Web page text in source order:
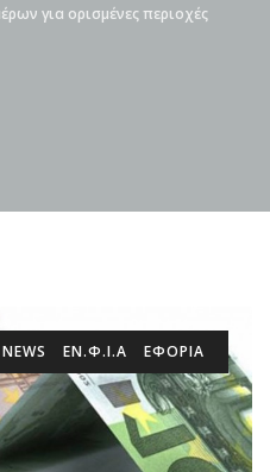
για ορισμένες περιοχές
ΕΝ.Φ.Ι.Α ΕΦΟΡΙΑ